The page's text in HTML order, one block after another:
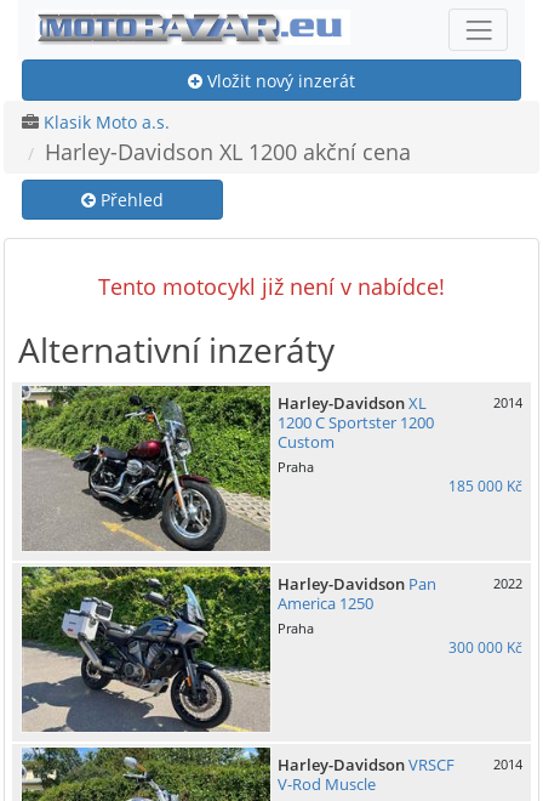
Vložit nový inzerát
Klasik Moto a.s.
Harley-Davidson XL 1200 akční cena
Přehled
Tento motocykl již není v nabídce!
Alternativní inzeráty
Harley-DavidsonXL
1200 C Sportster 1200
Custom
2014
Praha
185 000 Kč
Harley-Davidson Pan
America 1250
2022
Praha
300 000 Kč
Harley-DavidsonVRSCF
V-Rod Muscle
2014